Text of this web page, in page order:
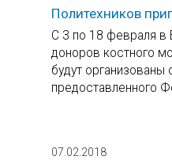
Политехников
С 3 по 18 февраля в
доноров костного
будут
предоставленного
07.02.2018